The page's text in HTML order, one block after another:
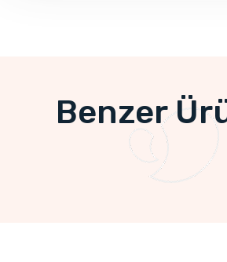
Benzer